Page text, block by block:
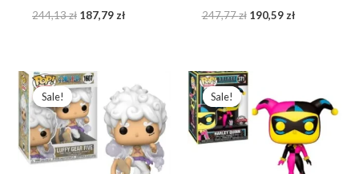
244,13zł 187,79 zł 247,77zł 190,59 zł
Sale!
Sale!
Pierwotna
cena
wynosiła:
246,73 zł.
cena
wynosi:
189,79 zł.
Sale!
Sale!
Pierwotna
wynosiła:
214,23 zł.
wynosi:
164,79 zł.